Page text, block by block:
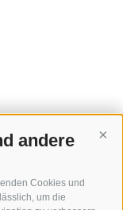
andere
Cookies und
um die